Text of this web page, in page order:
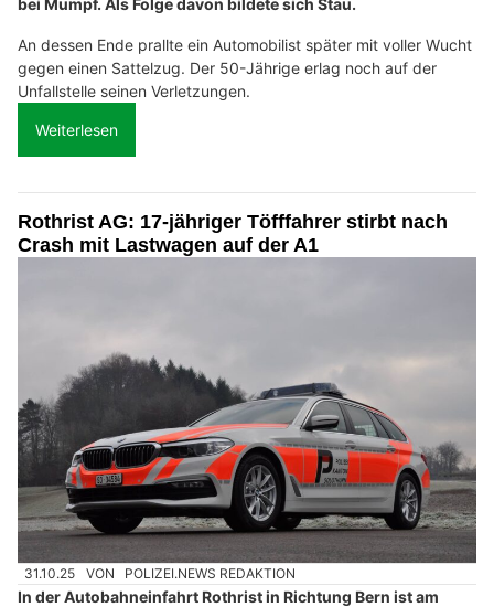
bei Mumpf. Als Folge davon bildete sich Stau.
An dessen Ende prallte ein Automobilist später mit voller Wucht
gegen einen Sattelzug. Der 50-Jährige erlag noch auf der
Unfallstelle seinen Verletzungen.
Weiterlesen
Rothrist AG: 17-jähriger Töfffahrer stirbt nach
Crash mit Lastwagen auf der A1
31.10.25 VON POLIZEI.NEWS REDAKTION
In der Autobahneinfahrt Rothrist in Richtung Bern ist am